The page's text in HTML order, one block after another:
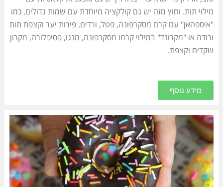
מילוי תות. וחוץ מזה יש גם קולקציה מיוחדת עם שמות גדולים, כמו
"איספהאן" עם קרם מסקרפונה, פטל, ורדים, פירות יער וקצפת תות
ורודה או "מקרונד" במילוי קרמו מסקרפונה, מנגו, פסיפלורה, מקרון
שקדים וקצפת.
מידע נוסף